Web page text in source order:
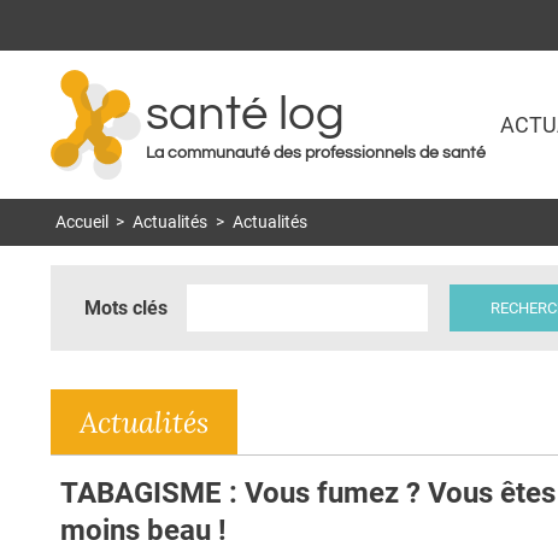
santé log
La communauté des professionnels de santé
Accueil > Actualités > Actualités
Mots clés
Actualités
TABAGISME : Vous fumez ? Vous êtes
moins beau !